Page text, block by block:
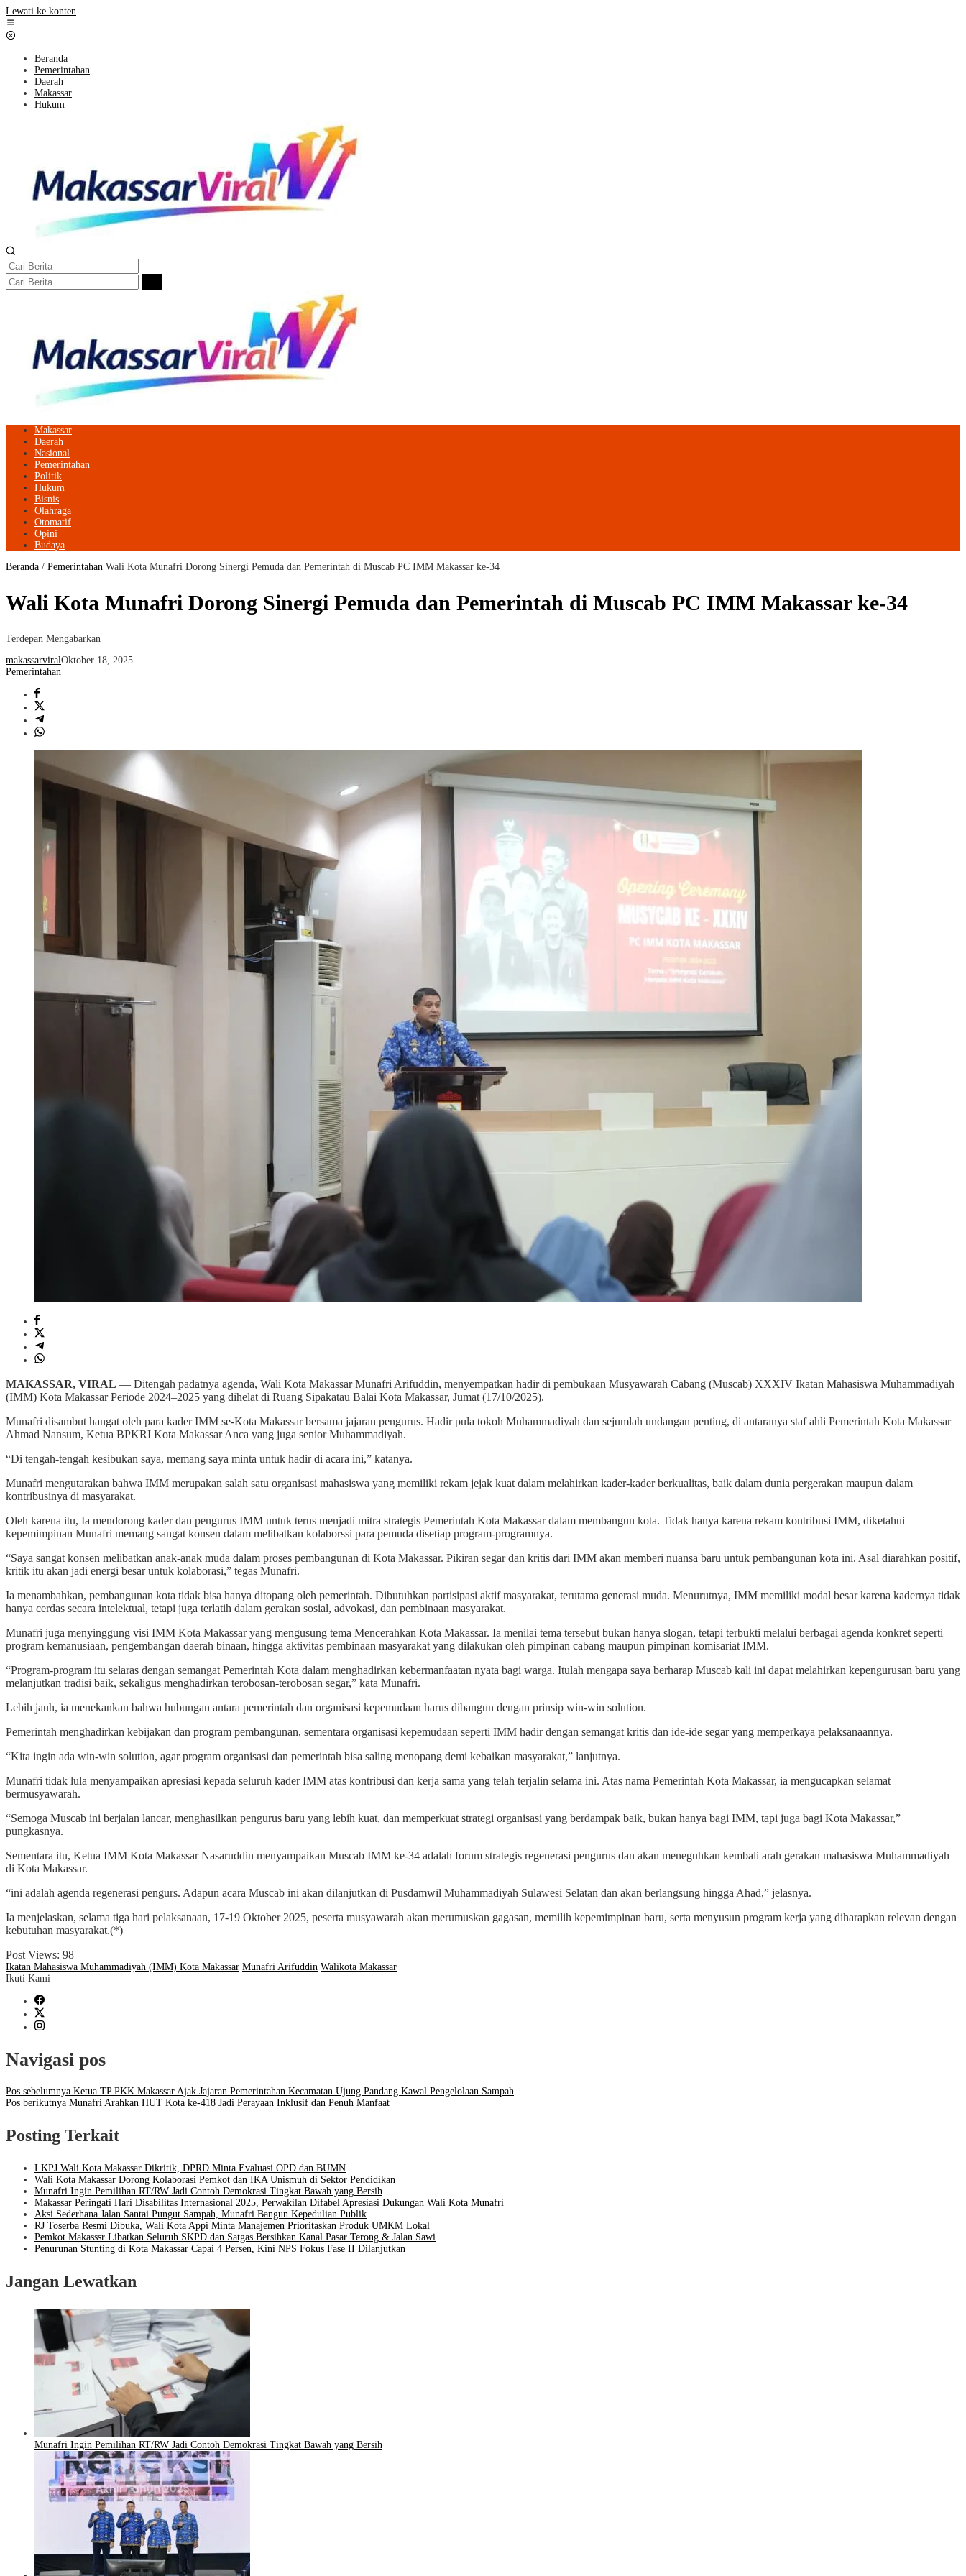
Lewati ke konten
Beranda
Pemerintahan
Daerah
Makassar
Hukum
Makassar
Daerah
Nasional
Pemerintahan
Politik
Hukum
Bisnis
Olahraga
Otomatif
Opini
Budaya
Beranda / Pemerintahan Wali Kota Munafri Dorong Sinergi Pemuda dan Pemerintah di Muscab PC IMM Makassar ke-34
Wali Kota Munafri Dorong Sinergi Pemuda dan Pemerintah di Muscab PC IMM Makassar ke-34
Terdepan Mengabarkan
makassarviralOktober 18, 2025
Pemerintahan
MAKASSAR, VIRAL — Ditengah padatnya agenda, Wali Kota Makassar Munafri Arifuddin, menyempatkan hadir di pembukaan Musyawarah Cabang (Muscab) XXXIV Ikatan Mahasiswa Muhammadiyah
(IMM) Kota Makassar Periode 2024–2025 yang dihelat di Ruang Sipakatau Balai Kota Makassar, Jumat (17/10/2025).
Munafri disambut hangat oleh para kader IMM se-Kota Makassar bersama jajaran pengurus. Hadir pula tokoh Muhammadiyah dan sejumlah undangan penting, di antaranya staf ahli Pemerintah Kota Makassar
Ahmad Nansum, Ketua BPKRI Kota Makassar Anca yang juga senior Muhammadiyah.
“Di tengah-tengah kesibukan saya, memang saya minta untuk hadir di acara ini,” katanya.
Munafri mengutarakan bahwa IMM merupakan salah satu organisasi mahasiswa yang memiliki rekam jejak kuat dalam melahirkan kader-kader berkualitas, baik dalam dunia pergerakan maupun dalam
kontribusinya di masyarakat.
Oleh karena itu, Ia mendorong kader dan pengurus IMM untuk terus menjadi mitra strategis Pemerintah Kota Makassar dalam membangun kota. Tidak hanya karena rekam kontribusi IMM, diketahui
kepemimpinan Munafri memang sangat konsen dalam melibatkan kolaborssi para pemuda disetiap program-programnya.
“Saya sangat konsen melibatkan anak-anak muda dalam proses pembangunan di Kota Makassar. Pikiran segar dan kritis dari IMM akan memberi nuansa baru untuk pembangunan kota ini. Asal diarahkan positif,
kritik itu akan jadi energi besar untuk kolaborasi,” tegas Munafri.
Ia menambahkan, pembangunan kota tidak bisa hanya ditopang oleh pemerintah. Dibutuhkan partisipasi aktif masyarakat, terutama generasi muda. Menurutnya, IMM memiliki modal besar karena kadernya tidak
hanya cerdas secara intelektual, tetapi juga terlatih dalam gerakan sosial, advokasi, dan pembinaan masyarakat.
Munafri juga menyinggung visi IMM Kota Makassar yang mengusung tema Mencerahkan Kota Makassar. Ia menilai tema tersebut bukan hanya slogan, tetapi terbukti melalui berbagai agenda konkret seperti
program kemanusiaan, pengembangan daerah binaan, hingga aktivitas pembinaan masyarakat yang dilakukan oleh pimpinan cabang maupun pimpinan komisariat IMM.
“Program-program itu selaras dengan semangat Pemerintah Kota dalam menghadirkan kebermanfaatan nyata bagi warga. Itulah mengapa saya berharap Muscab kali ini dapat melahirkan kepengurusan baru yang
melanjutkan tradisi baik, sekaligus menghadirkan terobosan-terobosan segar,” kata Munafri.
Lebih jauh, ia menekankan bahwa hubungan antara pemerintah dan organisasi kepemudaan harus dibangun dengan prinsip win-win solution.
Pemerintah menghadirkan kebijakan dan program pembangunan, sementara organisasi kepemudaan seperti IMM hadir dengan semangat kritis dan ide-ide segar yang memperkaya pelaksanaannya.
“Kita ingin ada win-win solution, agar program organisasi dan pemerintah bisa saling menopang demi kebaikan masyarakat,” lanjutnya.
Munafri tidak lula menyampaikan apresiasi kepada seluruh kader IMM atas kontribusi dan kerja sama yang telah terjalin selama ini. Atas nama Pemerintah Kota Makassar, ia mengucapkan selamat
bermusyawarah.
“Semoga Muscab ini berjalan lancar, menghasilkan pengurus baru yang lebih kuat, dan memperkuat strategi organisasi yang berdampak baik, bukan hanya bagi IMM, tapi juga bagi Kota Makassar,”
pungkasnya.
Sementara itu, Ketua IMM Kota Makassar Nasaruddin menyampaikan Muscab IMM ke-34 adalah forum strategis regenerasi pengurus dan akan meneguhkan kembali arah gerakan mahasiswa Muhammadiyah
di Kota Makassar.
“ini adalah agenda regenerasi pengurs. Adapun acara Muscab ini akan dilanjutkan di Pusdamwil Muhammadiyah Sulawesi Selatan dan akan berlangsung hingga Ahad,” jelasnya.
Ia menjelaskan, selama tiga hari pelaksanaan, 17-19 Oktober 2025, peserta musyawarah akan merumuskan gagasan, memilih kepemimpinan baru, serta menyusun program kerja yang diharapkan relevan dengan
kebutuhan masyarakat.(*)
Post Views: 98
Ikatan Mahasiswa Muhammadiyah (IMM) Kota Makassar Munafri Arifuddin Walikota Makassar
Ikuti Kami
Navigasi pos
Pos sebelumnya Ketua TP PKK Makassar Ajak Jajaran Pemerintahan Kecamatan Ujung Pandang Kawal Pengelolaan Sampah
Pos berikutnya Munafri Arahkan HUT Kota ke-418 Jadi Perayaan Inklusif dan Penuh Manfaat
Posting Terkait
LKPJ Wali Kota Makassar Dikritik, DPRD Minta Evaluasi OPD dan BUMN
Wali Kota Makassar Dorong Kolaborasi Pemkot dan IKA Unismuh di Sektor Pendidikan
Munafri Ingin Pemilihan RT/RW Jadi Contoh Demokrasi Tingkat Bawah yang Bersih
Makassar Peringati Hari Disabilitas Internasional 2025, Perwakilan Difabel Apresiasi Dukungan Wali Kota Munafri
Aksi Sederhana Jalan Santai Pungut Sampah, Munafri Bangun Kepedulian Publik
RJ Toserba Resmi Dibuka, Wali Kota Appi Minta Manajemen Prioritaskan Produk UMKM Lokal
Pemkot Makasssr Libatkan Seluruh SKPD dan Satgas Bersihkan Kanal Pasar Terong & Jalan Sawi
Penurunan Stunting di Kota Makassar Capai 4 Persen, Kini NPS Fokus Fase II Dilanjutkan
Jangan Lewatkan
Munafri Ingin Pemilihan RT/RW Jadi Contoh Demokrasi Tingkat Bawah yang Bersih